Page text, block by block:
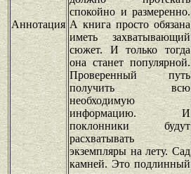
Аннотация
спокойно и размеренно.
А книга просто обязана
иметь захватывающий
сюжет. И только тогда
она станет популярной.
Проверенный путь
получить всю
необходимую
информацию. И
поклонники будут
расхватывать
экземпляры на лету. Сад
камней. Это подлинный